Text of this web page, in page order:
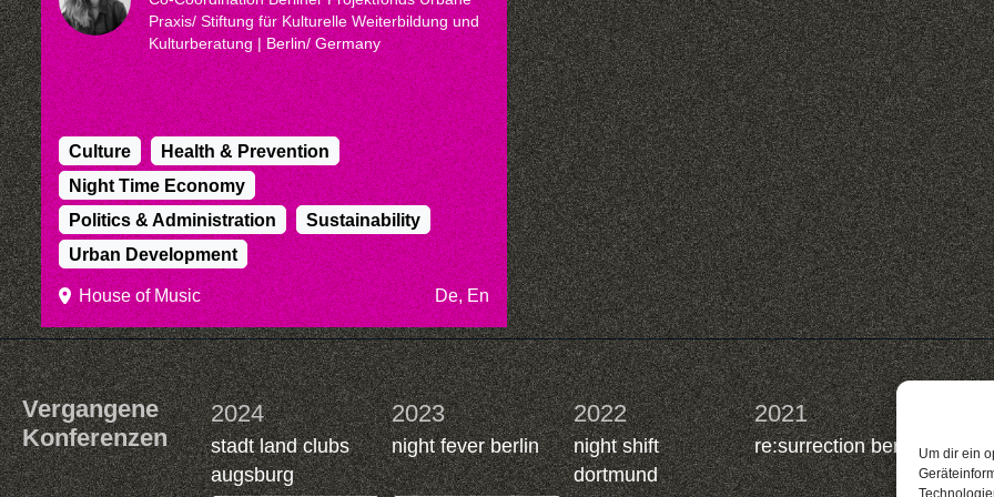
Um dir ein
Praxis/ Stiftung für Kulturelle Weiterbildung und
Kulturberatung| Berlin/ Germany
Culture
Health & Prevention
Night Time Economy
Politics & Administration
Sustainability
Urban Development
House of Music De, En
Vergangene
Konferenzen
2024
stadt land clubs
augsburg
2023
night fever berlin
2022
night shift
dortmund
2021
re:surrection berlin
berlin